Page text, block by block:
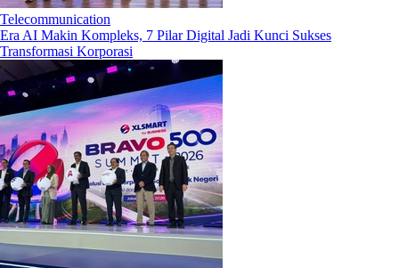
Telecommunication
Era AI Makin Kompleks, 7 Pilar Digital Jadi Kunci Sukses
Transformasi Korporasi